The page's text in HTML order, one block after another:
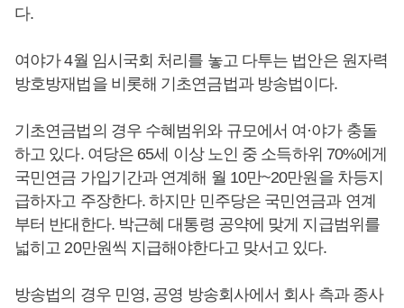
다.
여야가 4월 임시국회 처리를 놓고 다투는 법안은 원자력
방호방재법을 비롯해 기초연금법과 방송법이다.
기초연금법의 경우 수혜범위와 규모에서 여·야가 충돌
하고 있다. 여당은 65세 이상 노인 중 소득하위 70%에게
국민연금 가입기간과 연계해 월 10만~20만원을 차등지
급하자고 주장한다. 하지만 민주당은 국민연금과 연계
부터 반대한다. 박근혜 대통령 공약에 맞게 지급범위를
넓히고 20만원씩 지급해야한다고 맞서고 있다.
방송법의 경우 민영, 공영 방송회사에서 회사 측과 종사